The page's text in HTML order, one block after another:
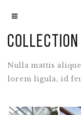
Collection
Nulla mattis
lorem ligula, id